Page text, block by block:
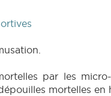
par les
mortelles en